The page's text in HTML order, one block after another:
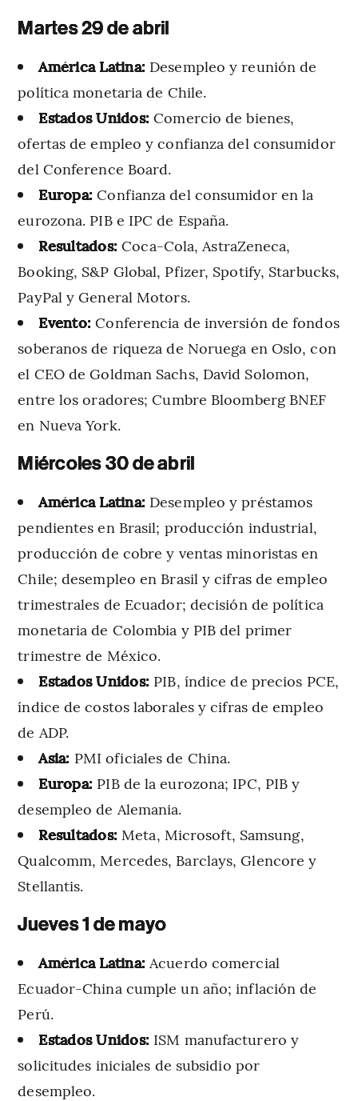
Martes 29 de abril
América Latina: Desempleo y reunión de
política monetaria de Chile.
Estados Unidos:Comercio de bienes,
ofertas de empleo y confianza del consumidor
del Conference Board.
Europa:Confianza del consumidor en la
eurozona. PIB e IPC de España.
Resultados:Coca-Cola, AstraZeneca,
Booking, S&P Global, Pfizer, Spotify, Starbucks,
PayPal y General Motors.
Evento:Conferencia de inversión de fondos
soberanos de riqueza de Noruega en Oslo, con
el CEO de Goldman Sachs, David Solomon,
entre los oradores; Cumbre Bloomberg BNEF
en Nueva York.
Miércoles 30 de abril
América Latina: Desempleo y préstamos
pendientes en Brasil; producción industrial,
producción de cobre y ventas minoristas en
Chile; desempleo en Brasil y cifras de empleo
trimestrales de Ecuador; decisión de política
monetaria de Colombia y PIB del primer
trimestre de México.
Estados Unidos: PIB, índice de precios PCE,
índice de costos laborales y cifras de empleo
de ADP.
Asia: PMI oficiales de China.
Europa: PIB de la eurozona; IPC, PIB y
desempleo de Alemania.
Resultados: Meta, Microsoft, Samsung,
Qualcomm, Mercedes, Barclays, Glencore y
Stellantis.
Jueves 1 de mayo
América Latina: Acuerdo comercial
Ecuador-China cumple un año; inflación de
Perú.
Estados Unidos: ISM manufacturero y
solicitudes iniciales de subsidio por
desempleo.